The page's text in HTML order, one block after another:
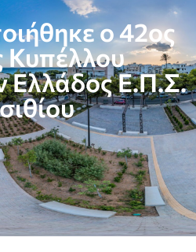
ο 42ος
Κυπέλλου
Ελλάδος Ε.Π.Σ.